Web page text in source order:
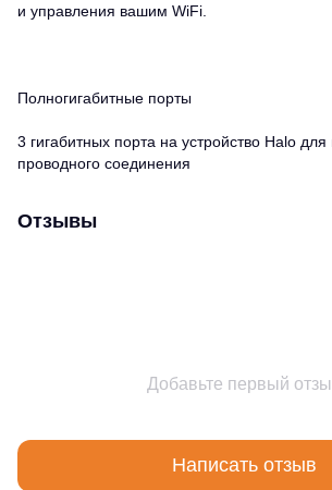
и управления вашим WiFi.
Полногигабитные порты
3 гигабитных порта на устройство Halo
проводного соединения
Отзывы
Добавьте первый
Написать отзыв